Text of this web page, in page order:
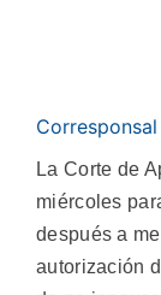
Corresponsal
La Corte de
miércoles
después a
autorización